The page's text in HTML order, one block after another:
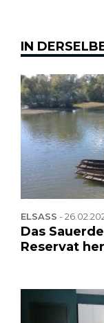
IN
ELSASS -
Das
Reservat